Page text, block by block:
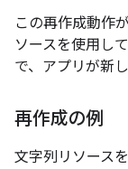
この再作成動作
ソースを使用し
で、アプリが新
再作成の例
文字列リソース